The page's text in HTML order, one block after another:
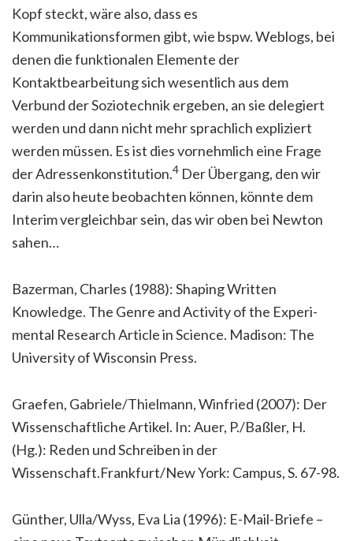
Kopf steckt, wäre also, dass es
Kommunikationsformen gibt, wie bspw. Weblogs, bei
denen die funktionalen Elemente der
Kontaktbearbeitung sich wesentlich aus dem
Verbund der Soziotechnik ergeben, an sie delegiert
werden und dann nicht mehr sprachlich expliziert
werden müssen. Es ist dies vornehmlich eine Frage
der Adressenkonstitution.4 Der Übergang, den wir
darin also heute beobachten können, könnte dem
Interim vergleichbar sein, das wir oben bei Newton
sahen…
Bazerman, Charles (1988): Shaping Written
Knowledge. The Genre and Activity of the Experi­
mental Research Article in Science. Madison: The
University of Wisconsin Press.
Graefen, Gabriele/Thielmann, Winfried (2007): Der
Wissenschaftliche Artikel. In: Auer, P./Baßler, H.
(Hg.): Reden und Schreiben in der
Wissenschaft.Frankfurt/New York: Campus, S. 67-98.
Günther, Ulla/Wyss, Eva Lia (1996): E-Mail-Briefe –